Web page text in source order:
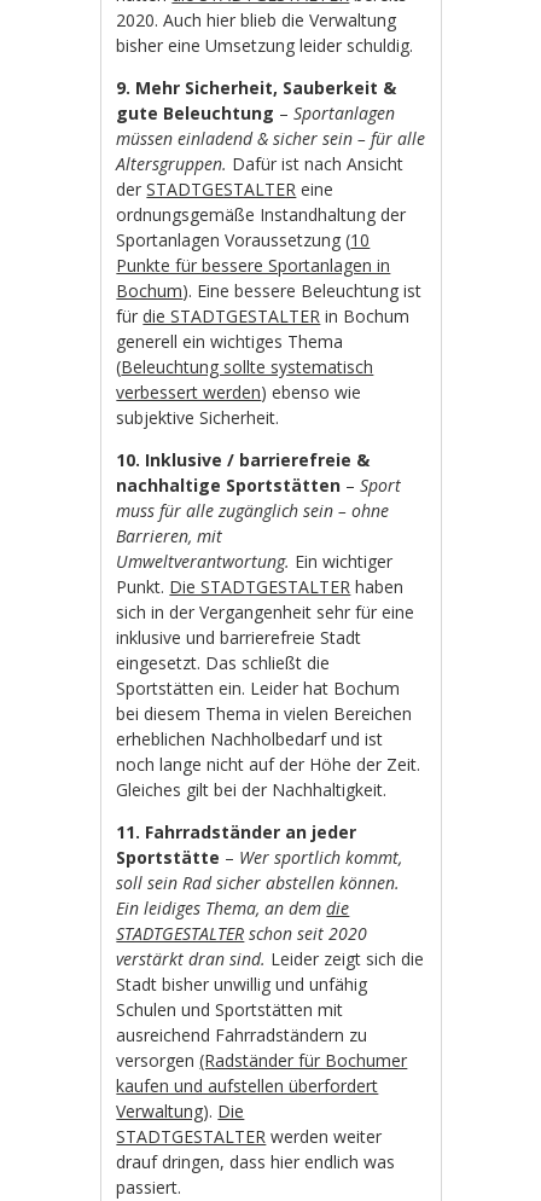
2020. Auch hier blieb die Verwaltung
bisher eine Umsetzung leider schuldig.
9. Mehr Sicherheit, Sauberkeit &
gute Beleuchtung –Sportanlagen
müssen einladend & sicher sein – für alle
Altersgruppen. Dafür ist nach Ansicht
derSTADTGESTALTER eine
ordnungsgemäße Instandhaltung der
Sportanlagen Voraussetzung (10
Punkte für bessere Sportanlagen in
Bochum). Eine bessere Beleuchtung ist
fürdie STADTGESTALTER in Bochum
generell ein wichtiges Thema
(Beleuchtung sollte systematisch
verbessert werden) ebenso wie
subjektive Sicherheit.
10. Inklusive / barrierefreie &
nachhaltige Sportstätten – Sport
muss für alle zugänglich sein – ohne
Barrieren, mit
Umweltverantwortung. Ein wichtiger
Punkt. Die STADTGESTALTER haben
sich in der Vergangenheit sehr für eine
inklusive und barrierefreie Stadt
eingesetzt. Das schließt die
Sportstätten ein. Leider hat Bochum
bei diesem Thema in vielen Bereichen
erheblichen Nachholbedarf und ist
noch lange nicht auf der Höhe der Zeit.
Gleiches gilt bei der Nachhaltigkeit.
11. Fahrradständer an jeder
Sportstätte – Wer sportlich kommt,
soll sein Rad sicher abstellen können.
Ein leidiges Thema, an demdie
STADTGESTALTER schon seit 2020
verstärkt dran sind. Leider zeigt sich die
Stadt bisher unwillig und unfähig
Schulen und Sportstätten mit
ausreichend Fahrradständern zu
versorgen(Radständer für Bochumer
kaufen und aufstellen überfordert
Verwaltung). Die
STADTGESTALTER werden weiter
drauf dringen, dass hier endlich was
passiert.